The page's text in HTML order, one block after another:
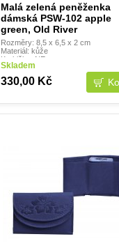
Malá zelená peněženka
dámská PSW-102 apple
green, Old River
Rozměry: 8,5 x 6,5 x 2 cm
Materiál: kůže
Krabička: NE
Skladem
330,00 Kč